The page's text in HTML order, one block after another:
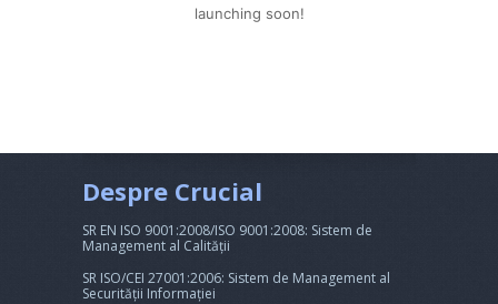
launching soon!
Despre Crucial
SR EN ISO 9001:2008/ISO 9001:2008: Sistem de
Management al Calității
SR ISO/CEI 27001:2006: Sistem de Management al
Securității Informației